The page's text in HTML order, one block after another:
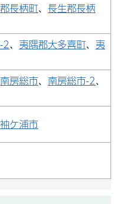
長柄町、 長生郡長柄
2、 夷隅郡大多喜町、 夷
南房総市、 南房総市-2、
袖ケ浦市